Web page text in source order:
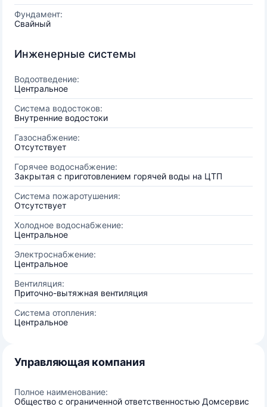
Фундамент:
Свайный
Инженерные системы
Водоотведение:
Центральное
Система водостоков:
Внутренние водостоки
Газоснабжение:
Отсутствует
Горячее водоснабжение:
Закрытая с приготовлением горячей воды на ЦТП
Система пожаротушения:
Отсутствует
Холодное водоснабжение:
Центральное
Электроснабжение:
Центральное
Вентиляция:
Приточно-вытяжная вентиляция
Система отопления:
Центральное
Управляющая компания
Полное наименование:
Общество с ограниченной ответственностью Домсервис